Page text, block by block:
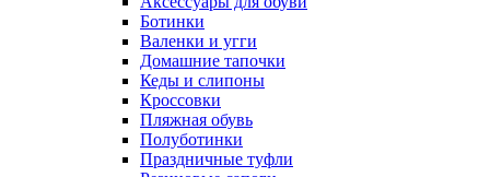
Ботинки
Валенки и угги
Домашние тапочки
Кеды и слипоны
Кроссовки
Пляжная обувь
Полуботинки
Праздничные туфли